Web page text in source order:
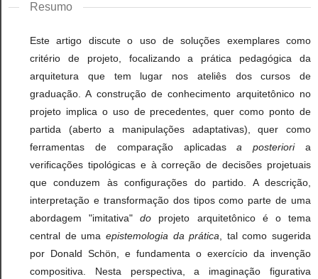
Resumo
Este artigo discute o uso de soluções exemplares como
critério de projeto, focalizando a prática pedagógica da
arquitetura que tem lugar nos ateliês dos cursos de
graduação. A construção de conhecimento arquitetônico no
projeto implica o uso de precedentes, quer como ponto de
partida (aberto a manipulações adaptativas), quer como
ferramentas de comparação aplicadasa posterioria
verificações tipológicas e à correção de decisões projetuais
que conduzem às configurações do partido. A descrição,
interpretação e transformação dos tipos como parte de uma
abordagem "imitativa"do projeto arquitetônico é o tema
central de uma epistemologia da prática , tal como sugerida
por Donald Schön, e fundamenta o exercício da invenção
compositiva. Nesta perspectiva, a imaginação figurativa